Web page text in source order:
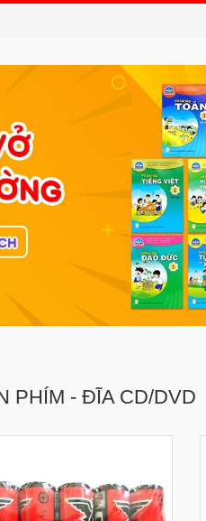
PHÍM - ĐĨA CD/DVD